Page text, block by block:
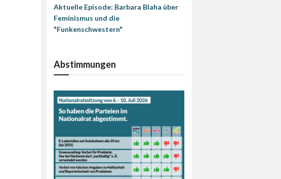
Aktuelle Episode: Barbara Blaha über
Feminismus und die
"Funkenschwestern"
Abstimmungen